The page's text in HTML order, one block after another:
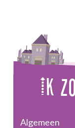
Ik
Algemeen